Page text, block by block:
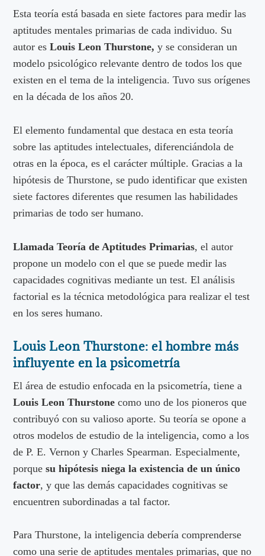
Esta teoría está basada en siete factores para medir las
aptitudes mentales primarias de cada individuo. Su
autor esLouis Leon Thurstone, y se consideran un
modelo psicológico relevante dentro de todos los que
existen en el tema de la inteligencia. Tuvo sus orígenes
en la década de los años 20.
El elemento fundamental que destaca en esta teoría
sobre las aptitudes intelectuales, diferenciándola de
otras en la época, es el carácter múltiple. Gracias a la
hipótesis de Thurstone, se pudo identificar que existen
siete factores diferentes que resumen las habilidades
primarias de todo ser humano.
Llamada Teoría de Aptitudes Primarias, el autor
propone un modelo con el que se puede medir las
capacidades cognitivas mediante un test. El análisis
factorial es la técnica metodológica para realizar el test
en los seres humano.
Louis Leon Thurstone: el hombre más
influyente en la psicometría
El área de estudio enfocada en la psicometría, tiene a
Louis Leon Thurstone como uno de los pioneros que
contribuyó con su valioso aporte. Su teoría se opone a
otros modelos de estudio de la inteligencia, como a los
de P. E. Vernon y Charles Spearman. Especialmente,
porquesu hipótesis niega la existencia de un único
factor, y que las demás capacidades cognitivas se
encuentren subordinadas a tal factor.
Para Thurstone, la inteligencia debería comprenderse
como una serie de aptitudes mentales primarias, que no